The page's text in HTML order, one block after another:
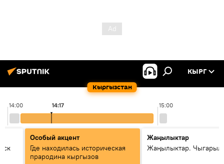
Кыргызстан
КЫРГ
14:00 15:00
14:17
Особый акцент
Где находилась историческая
прародина кыргызов
Жаңылыктар
Жаңылыктар.